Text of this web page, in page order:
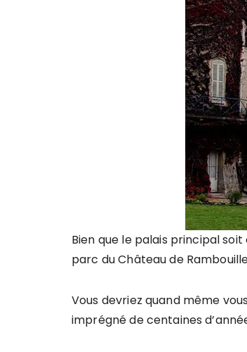
Bien que le palais principal
parc du Château de
Vous devriez quand même
imprégné de centaines